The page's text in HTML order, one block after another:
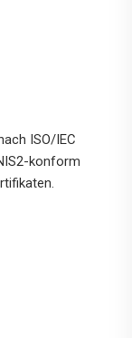
ISO/IEC
konform